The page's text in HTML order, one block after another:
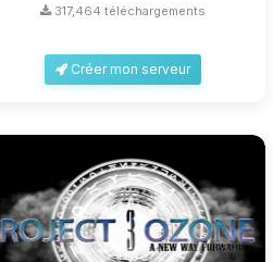
317,464 téléchargements
Créer mon serveur